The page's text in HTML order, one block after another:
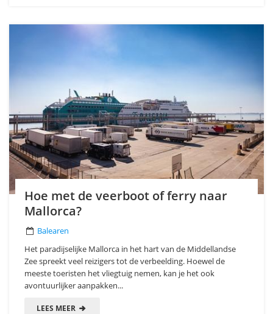
Hoe met de veerboot of ferry naar
Mallorca?
Balearen
Het paradijselijke Mallorca in het hart van de Middellandse
Zee spreekt veel reizigers tot de verbeelding. Hoewel de
meeste toeristen het vliegtuig nemen, kan je het ook
avontuurlijker aanpakken...
LEES MEER